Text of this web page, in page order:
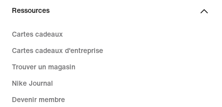
Ressources
Cartes cadeaux
Cartes cadeaux d'entreprise
Trouver un magasin
Nike Journal
Devenir membre